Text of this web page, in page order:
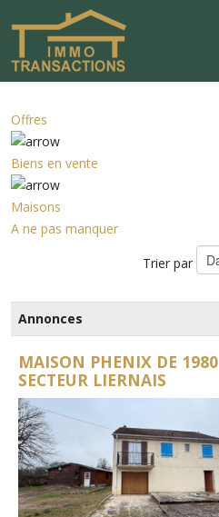
Offres
Biens en vente
Maisons
A ne pas manquer
Trier par
Annonces
MAISON PHENIX DE 1980
SECTEUR LIERNAIS